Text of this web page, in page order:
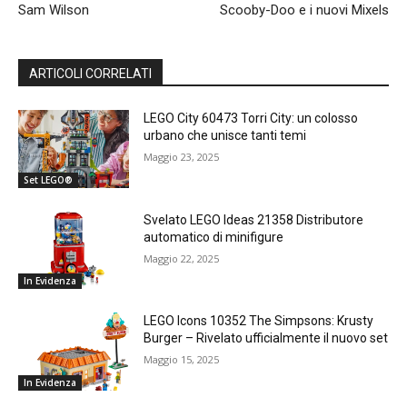
Sam Wilson Scooby-Doo e i nuovi Mixels
ARTICOLI CORRELATI
Set LEGO®
LEGO City 60473 Torri City: un colosso
urbano che unisce tanti temi
Maggio 23, 2025
In Evidenza
Svelato LEGO Ideas 21358 Distributore
automatico di minifigure
Maggio 22, 2025
In Evidenza
LEGO Icons 10352 The Simpsons: Krusty
Burger – Rivelato ufficialmente il nuovo set
Maggio 15, 2025